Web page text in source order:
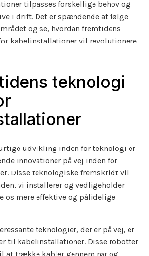
tilpasses forskellige behov og
i drift. Det er spændende at følge
og se, hvordan fremtidens
kabelinstallationer vil revolutionere
teknologi
udvikling inden for teknologi er
innovationer på vej inden for
Disse teknologiske fremskridt vil
vi installerer og vedligeholder
os mere effektive og pålidelige
teknologier, der er på vej, er
til kabelinstallationer. Disse robotter
at trække kabler gennem rør og